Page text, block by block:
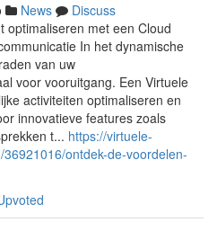
News
Discuss
optimaliseren met een Cloud
In het dynamische
van uw
voor vooruitgang. Een Virtuele
activiteiten optimaliseren en
innovatieve features zoals
t... https://virtuele-
ontdek-de-voordelen-